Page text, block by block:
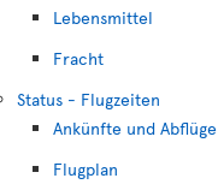
Lebensmittel
Fracht
Status - Flugzeiten
Ankünfte und Abflüge
Flugplan